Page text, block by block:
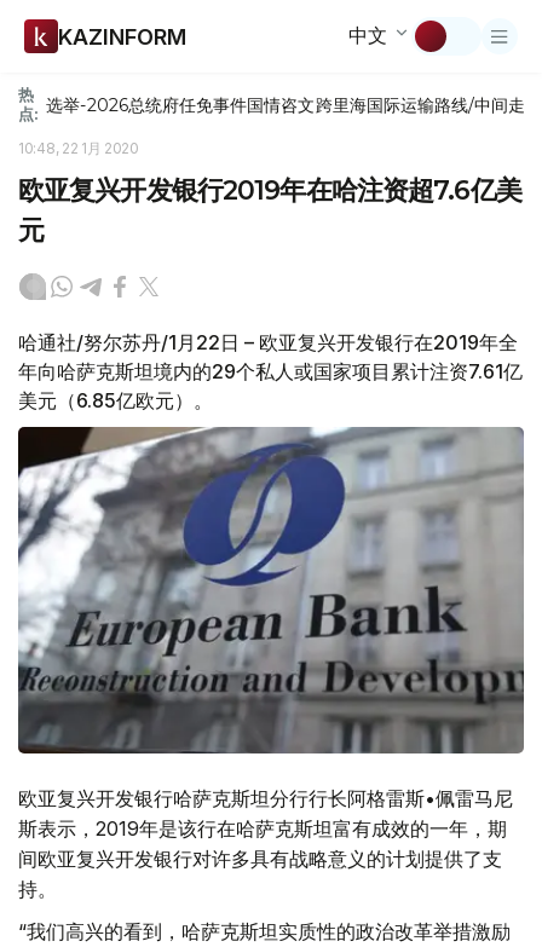
KAZINFORM 中文
热
点: 选举-2026总统府任免事件国情咨文跨里海国际运输路线/中间走廊
10:48, 22 1月 2020
欧亚复兴开发银行2019年在哈注资超7.6亿美
元
哈通社/努尔苏丹/1月22日 – 欧亚复兴开发银行在2019年全
年向哈萨克斯坦境内的29个私人或国家项目累计注资7.61亿
美元（6.85亿欧元）。
欧亚复兴开发银行哈萨克斯坦分行行长阿格雷斯•佩雷马尼
斯表示，2019年是该行在哈萨克斯坦富有成效的一年，期
间欧亚复兴开发银行对许多具有战略意义的计划提供了支
持。
“我们高兴的看到，哈萨克斯坦实质性的政治改革举措激励